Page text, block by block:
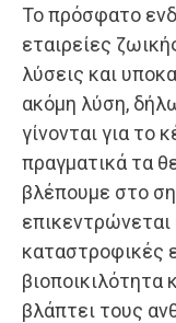
Το πρόσφατο
εταιρείες
λύσεις και
ακόμη λύση,
γίνονται για το
πραγματικά τα
βλέπουμε στο
επικεντρώνεται
καταστροφικές
βιοποικιλότητα
βλάπτει τους